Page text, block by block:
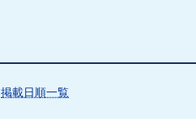
掲載日順一覧